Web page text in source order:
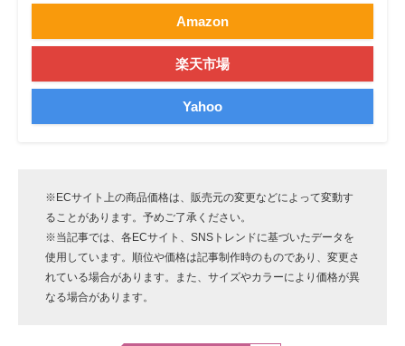
Amazon
楽天市場
Yahoo
※ECサイト上の商品価格は、販売元の変更などによって変動す
ることがあります。予めご了承ください。
※当記事では、各ECサイト、SNSトレンドに基づいたデータを
使用しています。順位や価格は記事制作時のものであり、変更さ
れている場合があります。また、サイズやカラーにより価格が異
なる場合があります。